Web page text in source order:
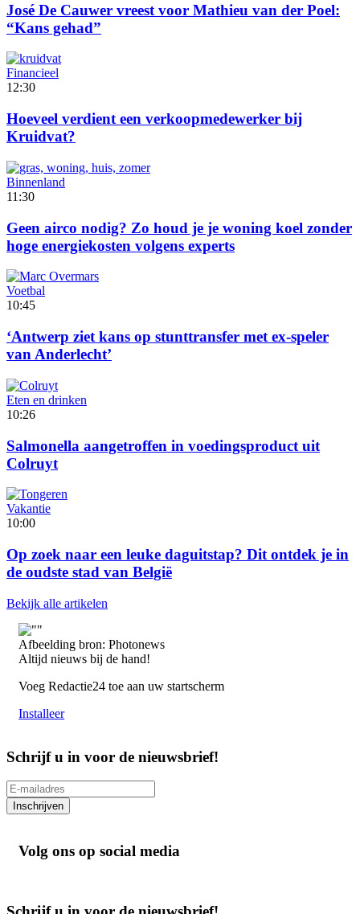
José De Cauwer vreest voor Mathieu van der Poel:
“Kans gehad”
Financieel
12:30
Hoeveel verdient een verkoopmedewerker bij
Kruidvat?
Binnenland
11:30
Geen airco nodig? Zo houd je je woning koel zonder
hoge energiekosten volgens experts
Voetbal
10:45
‘Antwerp ziet kans op stunttransfer met ex-speler
van Anderlecht’
Eten en drinken
10:26
Salmonella aangetroffen in voedingsproduct uit
Colruyt
Vakantie
10:00
Op zoek naar een leuke daguitstap? Dit ontdek je in
de oudste stad van België
Bekijk alle artikelen
Afbeelding bron: Photonews
Altijd nieuws bij de hand!
Voeg Redactie24 toe aan uw startscherm
Installeer
Schrijf u in voor de nieuwsbrief!
Inschrijven
Volg ons op social media